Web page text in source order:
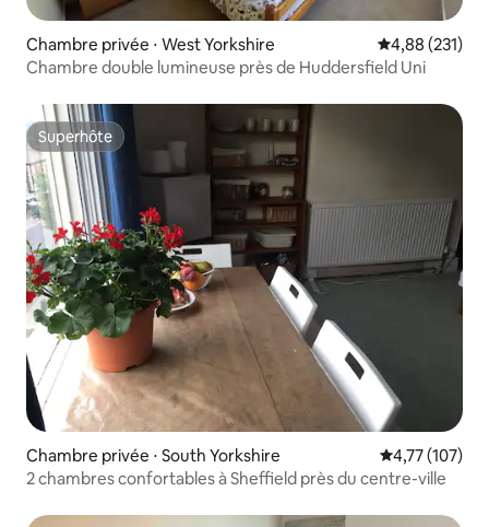
Chambre privée ⋅ West Yorkshire Évaluation
4,88 (231)
Chambre double lumineuse près de Huddersfield Uni
Superhôte
Superhôte
Chambre privée ⋅ South Yorkshire Évaluation
4,77 (107)
2 chambres confortables à Sheffield près du centre-ville